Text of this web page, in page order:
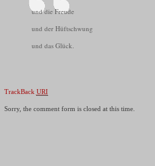
und die Freude
und der Hüftschwung
und das Glück.
TrackBack URI
Sorry, the comment form is closed at this time.